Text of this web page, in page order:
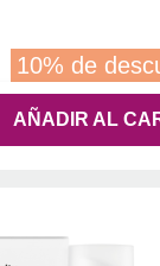
10% de
AÑADIR AL